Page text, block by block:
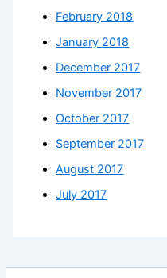
February 2018
January 2018
December 2017
November 2017
October 2017
September 2017
August 2017
July 2017